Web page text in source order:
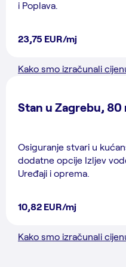
i Poplava.
23,75 EUR/mj
Kako smo izračunali
Stan u Zagrebu, 80
Osiguranje stvari u
dodatne opcije Izljev
Uređaji i oprema.
10,82 EUR/mj
Kako smo izračunali